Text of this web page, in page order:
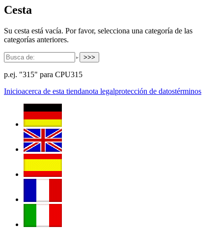
Cesta
Su cesta está vacía. Por favor, selecciona una categoría de las
categorías anteriores.
>>>
p.ej. "315" para CPU315
Inicioacerca de esta tiendanota legalprotección de datostérminos